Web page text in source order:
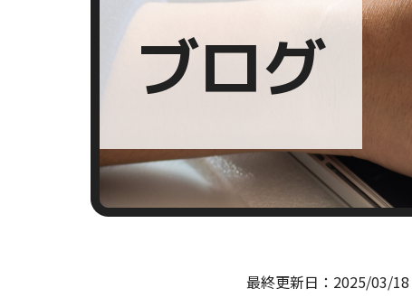
ブログ
最終更新日： 2025/03/18